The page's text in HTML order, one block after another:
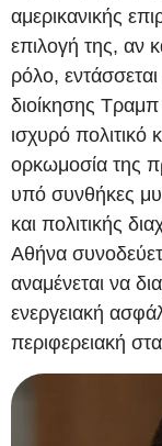
αμερικανικής
επιλογή της, αν
ρόλο,
διοίκησης
ισχυρό πολιτικό
ορκωμοσία της
υπό συνθήκες
και πολιτικής
Αθήνα
αναμένεται να
ενεργειακή
περιφερειακή